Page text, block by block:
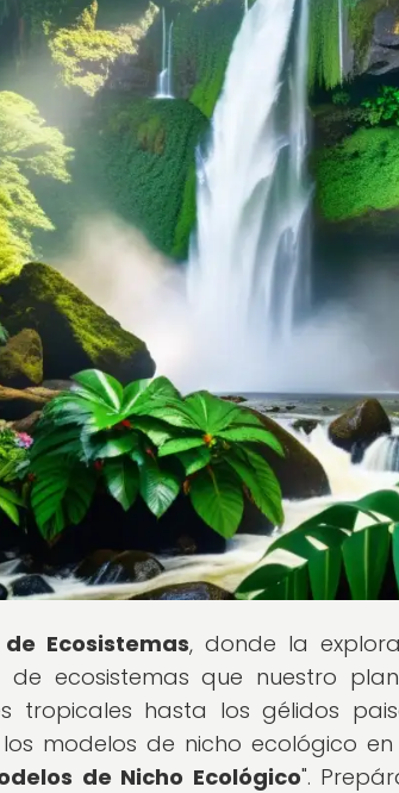
Ecosistemas, donde la
de ecosistemas que nuestro
tropicales hasta los gélidos
modelos de nicho ecológico
de Nicho Ecológico".